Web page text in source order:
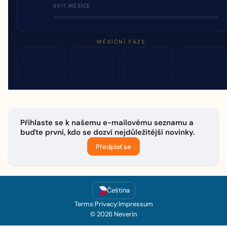
SVIT MĚSÍCE
MĚSÍČNÍ FÁZE
Přihlaste se k našemu e-mailovému seznamu a
buďte první, kdo se dozví nejdůležitější novinky.
Předplať se
Čeština
Terms|Privacy|Impressum
© 2026 Neverin